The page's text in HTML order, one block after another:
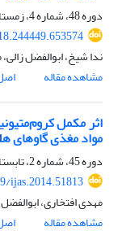
دوره 48، شماره 4، زمستان 1396، صفحه
ندا شیخ، ابوالفضل
مشاهده مقاله
اثر مکمل
مواد مغذی گاوهای
دوره 45، شماره 2، تابستان 1393، صفحه
ijas.2014.51813
مهدی افتخاری،
مشاهده مقاله